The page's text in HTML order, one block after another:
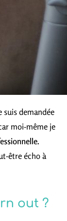
suis demandée
moi-même je
être écho à
out ?